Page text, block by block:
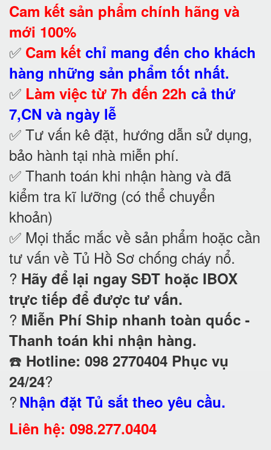
Cam kết sản phẩm chính hãng và
mới 100%
✅ Cam kết chỉ mang đến cho khách
hàng những sản phẩm tốt nhất.
✅ Làm việc từ 7h đến 22h cả thứ
7,CN và ngày lễ
✅ Tư vấn kê đặt, hướng dẫn sử dụng,
bảo hành tại nhà miễn phí.
✅ Thanh toán khi nhận hàng và đã
kiểm tra kĩ lưỡng (có thể chuyển
khoản)
✅ Mọi thắc mắc về sản phẩm hoặc cần
tư vấn về Tủ Hồ Sơ chống cháy nổ.
? Hãy để lại ngay SĐT hoặc IBOX
trực tiếp để được tư vấn.
? Miễn Phí Ship nhanh toàn quốc -
Thanh toán khi nhận hàng.
☎️ Hotline: 098 2770404 Phục vụ
24/24?
?Nhận đặt Tủ sắt theo yêu cầu.
Liên hệ: 098.277.0404